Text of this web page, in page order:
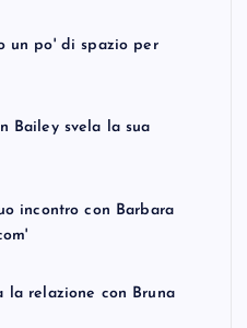
un po' di spazio per
Bailey svela la sua
incontro con Barbara
la relazione con Bruna